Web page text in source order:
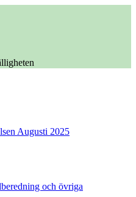
Augusti 2025
och övriga